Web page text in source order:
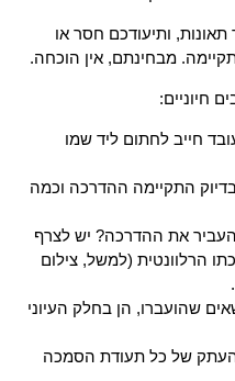
ותיעודכם חסר או
מבחינתם, אין הוכחה.
חיוניים:
חייב לחתום ליד שמו
התקיימה ההדרכה וכמה
את ההדרכה? יש לצרף
הרלוונטית (למשל, צילום
שהועברו, הן בחלק העיוני
של כל תעודת הסמכה